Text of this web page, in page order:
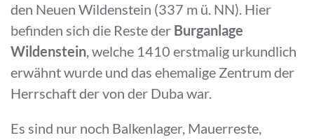
den Neuen Wildenstein (337 m ü. NN). Hier
befinden sich die Reste der Burganlage
Wildenstein, welche 1410 erstmalig urkundlich
erwähnt wurde und das ehemalige Zentrum der
Herrschaft der von der Duba war.
Es sind nur noch Balkenlager, Mauerreste,